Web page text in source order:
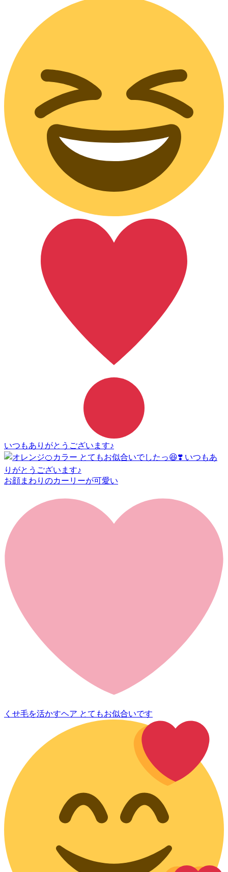
いつもありがとうございます♪
お顔まわりのカーリーが可愛い
くせ毛を活かすヘア とてもお似合いです